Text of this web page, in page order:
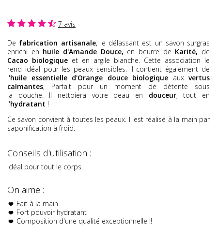
7 avis
De fabrication artisanale, le délassant est un savon surgras
enrichi en huile d'Amande Douce, en beurre de Karité, de
Cacao biologique et en argile blanche. Cette association le
rend idéal pour les peaux sensibles. Il contient également de
l'huile essentielle d'Orange douce biologique aux vertus
calmantes, Parfait pour un moment de détente sous
la douche. Il nettoiera votre peau en douceur, tout en
l'hydratant !
Ce savon convient à toutes les peaux. Il est réalisé à la main par
saponification à froid.
Conseils d'utilisation :
Idéal pour tout le corps.
On aime :
Fait à la main
Fort pouvoir hydratant
Composition d'une qualité exceptionnelle !!